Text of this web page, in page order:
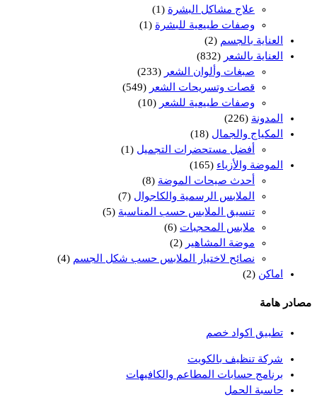
علاج مشاكل البشرة (1)
وصفات طبيعية للبشرة (1)
العناية بالجسم (2)
العناية بالشعر (832)
صبغات وألوان الشعر (233)
قصات وتسريحات الشعر (549)
وصفات طبيعية للشعر (10)
المدونة (226)
المكياج والجمال (18)
أفضل مستحضرات التجميل (1)
الموضة والأزياء (165)
أحدث صيحات الموضة (8)
الملابس الرسمية والكاجوال (7)
تنسيق الملابس حسب المناسبة (5)
ملابس المحجبات (6)
موضة المشاهير (2)
نصائح لاختيار الملابس حسب شكل الجسم (4)
اماكن (2)
مصادر هامة
تطبيق اكواد خصم
شركة تنظيف بالكويت
برنامج حسابات المطاعم والكافيهات
حاسبة الحمل